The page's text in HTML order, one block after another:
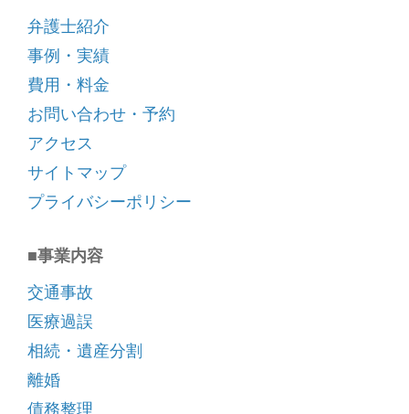
弁護士紹介
事例・実績
費用・料金
お問い合わせ・予約
アクセス
サイトマップ
プライバシーポリシー
■事業内容
交通事故
医療過誤
相続・遺産分割
離婚
債務整理